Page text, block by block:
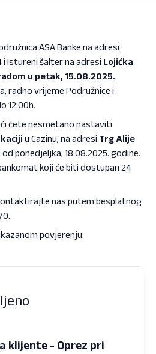
ASA Banke na adresi
i Istureni šalter na adresi Lojićka
u petak, 15.08.2025.
radno vrijeme Podružnice i
12:00h.
ćete nesmetano nastaviti
u Cazinu, na adresi Trg Alije
od ponedjeljka, 18.08.2025. godine.
koji će biti dostupan 24
nas putem besplatnog
povjerenju.
klijente - Oprez pri